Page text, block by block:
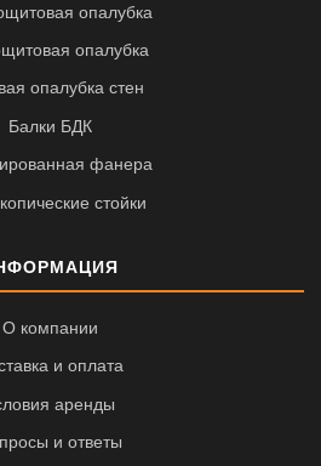
опалубка
опалубка
опалубка стен
Балки БДК
фанера
стойки
О компании
и оплата
аренды
и ответы